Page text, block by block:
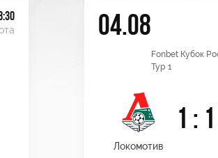
04.08
Fonbet Кубок
Тур 1
Локомотив
1 : 1